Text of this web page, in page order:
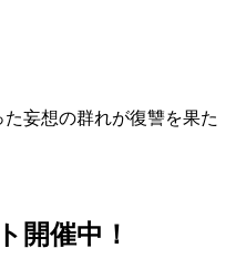
妄想の群れが復讐を果た
開催中！